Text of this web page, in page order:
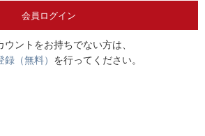
会員ログイン
ウントをお持ちでない方は、
（無料） を行ってください。